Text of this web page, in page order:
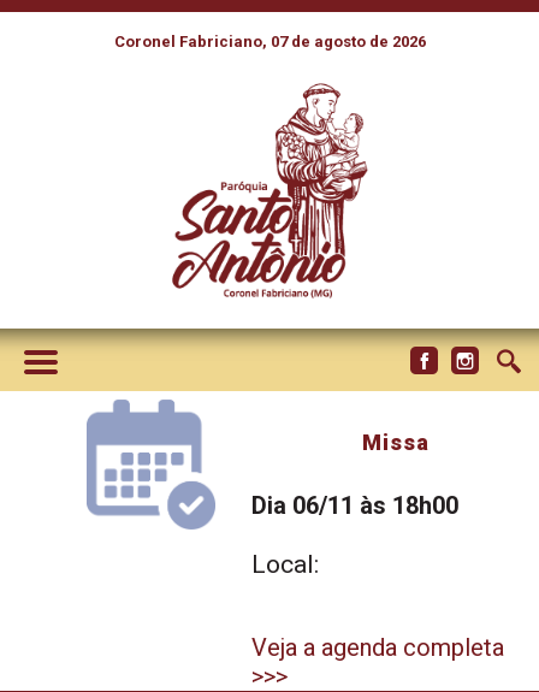
Coronel Fabriciano, 07 de agosto de 2026
Missa
Dia 06/11 às 18h00
Local:
Veja a agenda completa
>>>